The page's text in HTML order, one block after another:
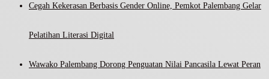
Cegah Kekerasan Berbasis Gender Online, Pemkot Palembang Gelar
Pelatihan Literasi Digital
Wawako Palembang Dorong Penguatan Nilai Pancasila Lewat Peran